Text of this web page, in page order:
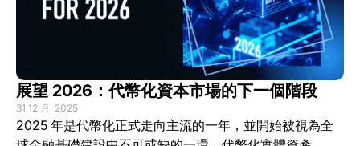
展望 2026：代幣化資本市場的下一個階段
31 12 月, 2025
2025 年是代幣化正式走向主流的一年，並開始被視為全